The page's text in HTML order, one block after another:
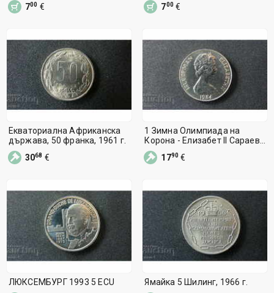
700 €
700 €
Екваториална Африканска
държава, 50 франка, 1961 г.
3068 €
1 Зимна Олимпиада на
Корона - Елизабет II Сараево
1984г
1790 €
ЛЮКСЕМБУРГ 1993 5 ECU
Ямайка 5 Шилинг, 1966 г.